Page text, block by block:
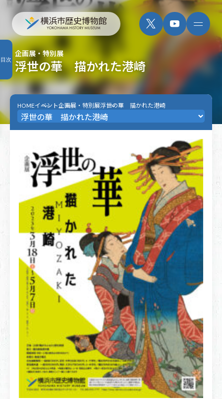
浮世の華 描かれた港崎
企画展・特別展
HOMEイベント企画展・特別展浮世の華 描かれた港崎
目次